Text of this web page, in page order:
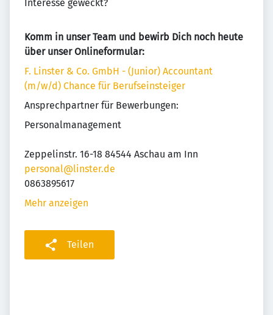
Interesse geweckt?
Komm in unser Team und bewirb Dich noch heute
über unser Onlineformular:
F. Linster & Co. GmbH - (Junior) Accountant
(m/w/d) Chance für Berufseinsteiger
Ansprechpartner für Bewerbungen:
Personalmanagement
Zeppelinstr. 16-18 84544 Aschau am Inn
personal@linster.de
0863895617
Mehr anzeigen
Teilen